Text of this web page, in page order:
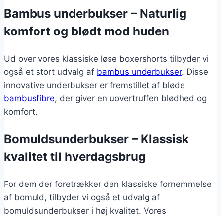
Bambus underbukser – Naturlig
komfort og blødt mod huden
Ud over vores klassiske løse boxershorts tilbyder vi
også et stort udvalg af bambus underbukser. Disse
innovative underbukser er fremstillet af bløde
bambusfibre, der giver en uovertruffen blødhed og
komfort.
Bomuldsunderbukser – Klassisk
kvalitet til hverdagsbrug
For dem der foretrækker den klassiske fornemmelse
af bomuld, tilbyder vi også et udvalg af
bomuldsunderbukser i høj kvalitet. Vores